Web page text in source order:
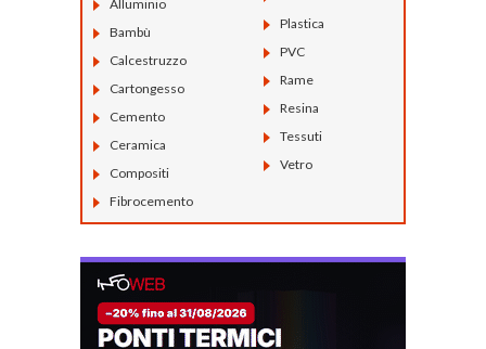
Alluminio
Bambù
Calcestruzzo
Cartongesso
Cemento
Ceramica
Compositi
Fibrocemento
Plastica
PVC
Rame
Resina
Tessuti
Vetro